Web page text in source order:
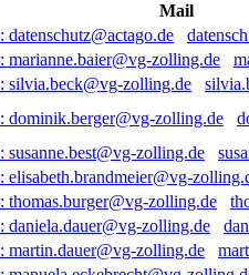
Mail